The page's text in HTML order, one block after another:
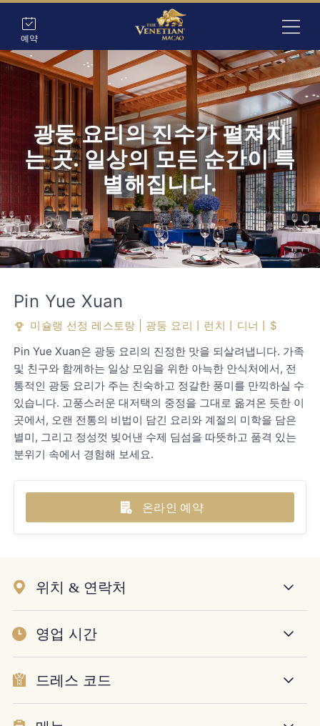
예약
광둥 요리의 진수가 펼쳐지
는 곳. 일상의 모든 순간이 특
별해집니다.
Pin Yue Xuan
미슐랭 선정 레스토랑 | 광둥 요리丨런치丨디너丨$
Pin Yue Xuan은 광둥 요리의 진정한 맛을 되살려냅니다. 가족
및 친구와 함께하는 일상 모임을 위한 아늑한 안식처에서, 전
통적인 광둥 요리가 주는 친숙하고 정갈한 풍미를 만끽하실 수
있습니다. 고풍스러운 대저택의 중정을 그대로 옮겨온 듯한 이
곳에서, 오랜 전통의 비법이 담긴 요리와 계절의 미학을 담은
별미, 그리고 정성껏 빚어낸 수제 딤섬을 따뜻하고 품격 있는
분위기 속에서 경험해 보세요.
온라인 예약
위치 & 연락처
영업 시간
드레스 코드